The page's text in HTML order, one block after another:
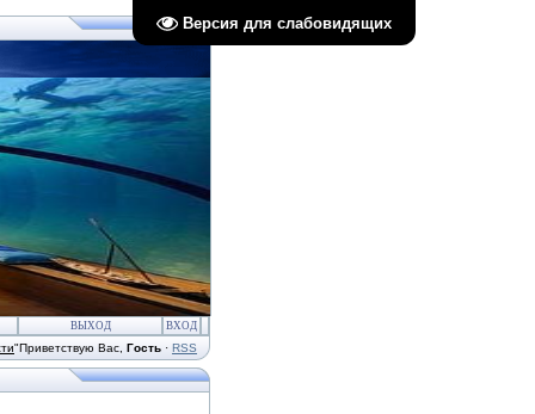
Версия для слабовидящих
ВЫХОД ВХОД
"Приветствую Вас Гость · RSS